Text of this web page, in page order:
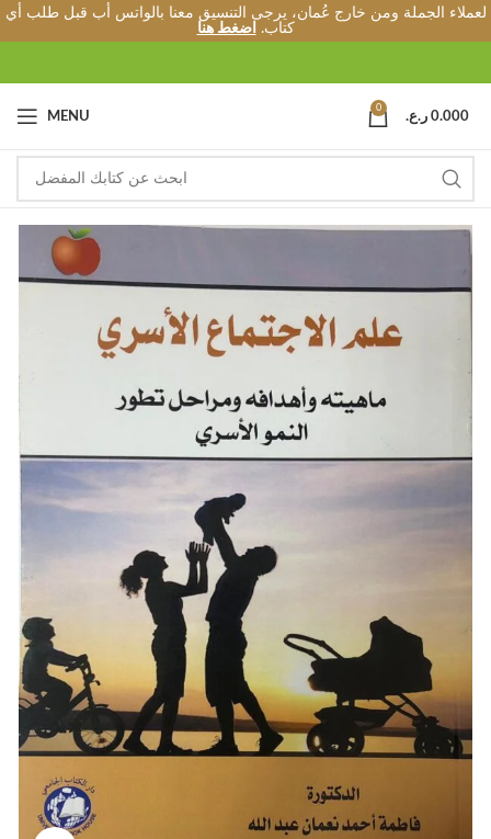
لعملاء الجملة ومن خارج عُمان، يرجى التنسيق معنا بالواتس أب قبل طلب أي
كتاب.
اضغط هنا
MENU
0
0.000 ر.ع.